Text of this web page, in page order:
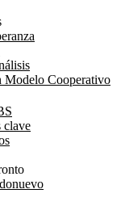
Modelo Cooperativo
clave
nuevo